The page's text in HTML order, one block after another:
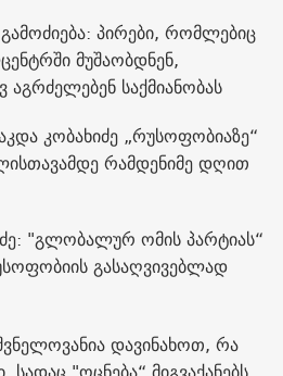
პირები, რომლებიც
მუშაობდნენ,
საქმიანობას
კობახიძე „რუსოფობიაზე“
რამდენიმე დღით
"გლობალურ ომის პარტიას“
გასაღვივებლად
დავინახოთ, რა